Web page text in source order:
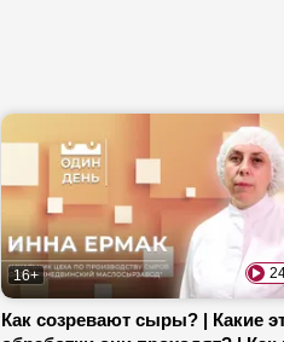
16+
Как созревают сыры? | Какие